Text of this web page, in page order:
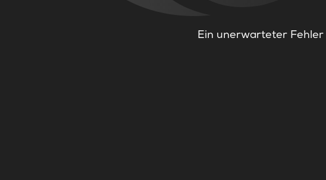
Ein unerwarteter